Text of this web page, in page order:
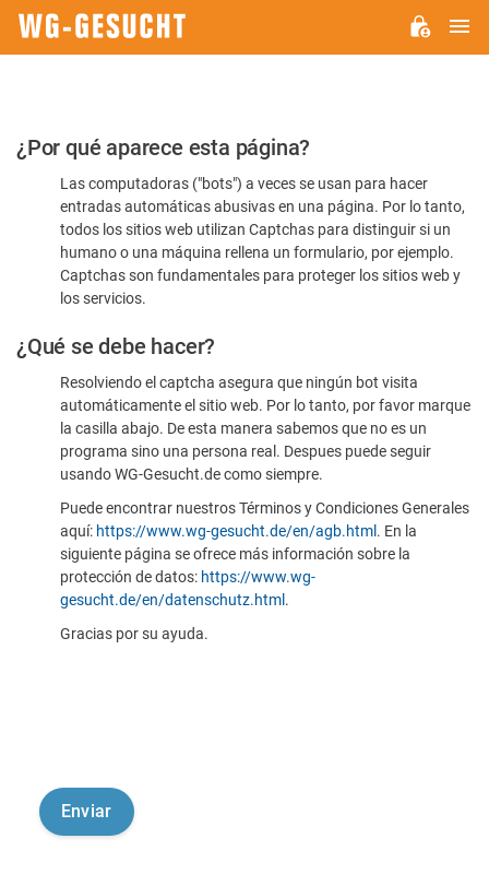
Por
favor,
confirme
humano
¿Por qué aparece esta página?
Las computadoras ("bots") a veces se usan para hacer
entradas automáticas abusivas en una página. Por lo tanto,
todos los sitios web utilizan Captchas para distinguir si un
humano o una máquina rellena un formulario, por ejemplo.
Captchas son fundamentales para proteger los sitios web y
los servicios.
¿Qué se debe hacer?
Resolviendo el captcha asegura que ningún bot visita
automáticamente el sitio web. Por lo tanto, por favor marque
la casilla abajo. De esta manera sabemos que no es un
programa sino una persona real. Despues puede seguir
usando WG-Gesucht.de como siempre.
Puede encontrar nuestros Términos y Condiciones Generales
aquí: https://www.wg-gesucht.de/en/agb.html . En la
siguiente página se ofrece más información sobre la
protección de datos: https://www.wg-
gesucht.de/en/datenschutz.html .
Gracias por su ayuda.